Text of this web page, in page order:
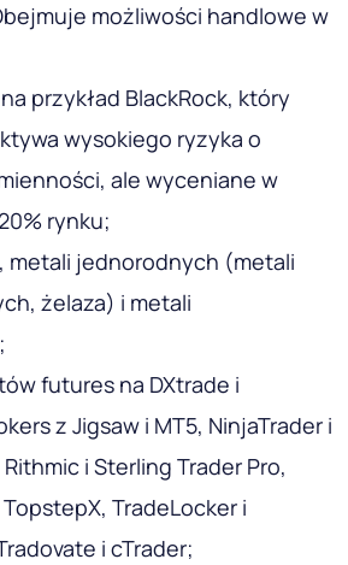
możliwości handlowe w
przykład BlackRock, który
wysokiego ryzyka o
ale wyceniane w
rynku;
metali jednorodnych (metali
żelaza) i metali
futures na DXtrade i
z Jigsaw i MT5, NinjaTrader i
Rithmic i Sterling Trader Pro,
TradeLocker i
i cTrader;